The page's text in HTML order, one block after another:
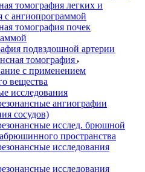
томография легких и
с ангиопрограммой
томография почек
подвздошной артерии
томография
с применением
вещества
исследования
ангиографии
сосудов)
исслед. брюшной
пространства
исследования
исследования